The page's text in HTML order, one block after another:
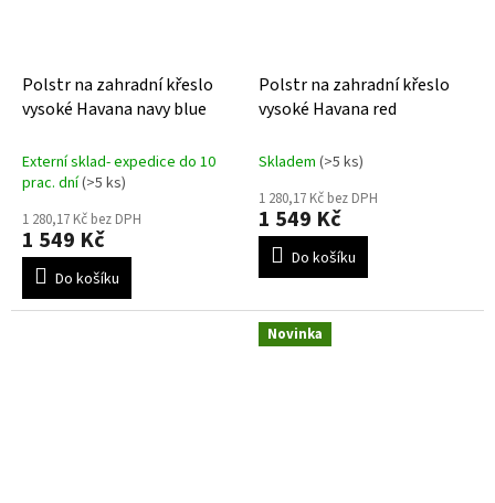
Polstr na zahradní křeslo
vysoké Havana navy blue
Externí sklad- expedice do 10
prac. dní(>5 ks)
1 280,17 Kč bez DPH
1 549 Kč
Do košíku
Polstr na zahradní křeslo
vysoké Havana red
Skladem (>5 ks)
1 280,17 Kč bez DPH
1 549 Kč
Do košíku
Novinka